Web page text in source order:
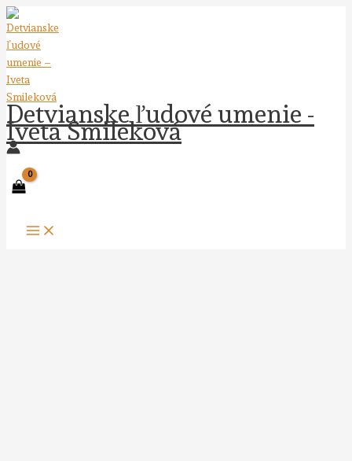
Preskočiť
na
obsah
Detvianske ľudové umenie -
Iveta Smileková